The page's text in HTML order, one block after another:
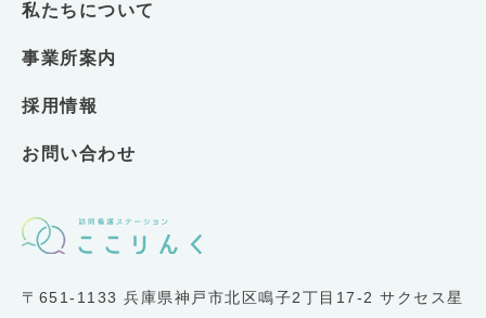
〒651-1133 兵庫県神戸市北区鳴子2丁目17-2 サクセス星
私たちについて
事業所案内
採用情報
お問い合わせ